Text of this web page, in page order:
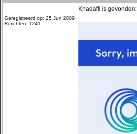
Geregistreerd op: 25 Jun 2009
Berichten: 1241
Khadaffi is gevonden: